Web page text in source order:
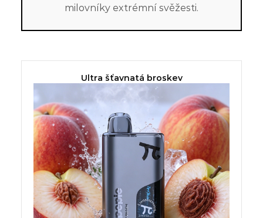
milovníky extrémní svěžesti.
Ultra šťavnatá broskev